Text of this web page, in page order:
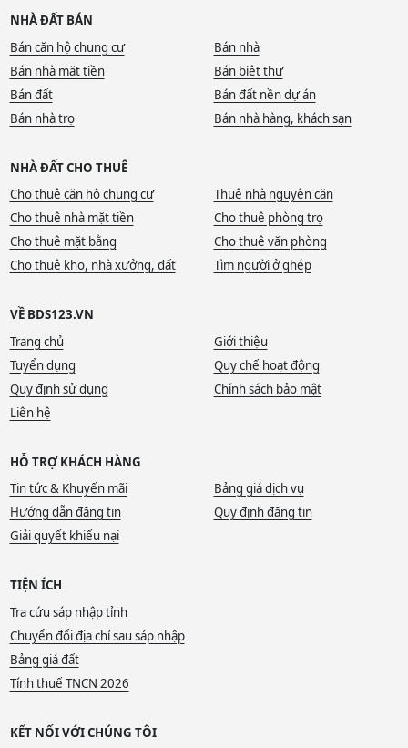
NHÀ ĐẤT BÁN
Bán căn hộ chung cư
Bán nhà
Bán nhà mặt tiền
Bán biệt thự
Bán đất
Bán đất nền dự án
Bán nhà trọ
Bán nhà hàng, khách sạn
NHÀ ĐẤT CHO THUÊ
Cho thuê căn hộ chung cư
Thuê nhà nguyên căn
Cho thuê nhà mặt tiền
Cho thuê phòng trọ
Cho thuê mặt bằng
Cho thuê văn phòng
Cho thuê kho, nhà xưởng, đất
Tìm người ở ghép
VỀ BDS123.VN
Trang chủ
Giới thiệu
Tuyển dụng
Quy chế hoạt động
Quy định sử dụng
Chính sách bảo mật
Liên hệ
HỖ TRỢ KHÁCH HÀNG
Tin tức & Khuyến mãi
Bảng giá dịch vụ
Hướng dẫn đăng tin
Quy định đăng tin
Giải quyết khiếu nại
TIỆN ÍCH
Tra cứu sáp nhập tỉnh
Chuyển đổi địa chỉ sau sáp nhập
Bảng giá đất
Tính thuế TNCN 2026
KẾT NỐI VỚI CHÚNG TÔI